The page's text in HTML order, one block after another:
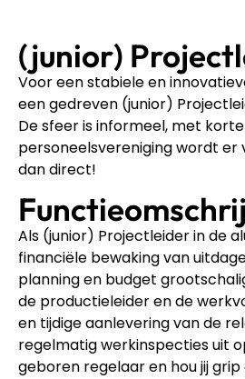
(junior)
Voor een stabiele en
een gedreven (junior)
De sfeer is informeel, met
personeelsvereniging wordt er
dan direct!
Als (junior) Projectleider in de
financiële bewaking van
planning en budget
de productieleider en de
en tijdige aanlevering van de
regelmatig werkinspecties uit
geboren regelaar en hou jij